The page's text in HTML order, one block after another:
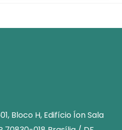
Bloco H, Edifício Íon Sala